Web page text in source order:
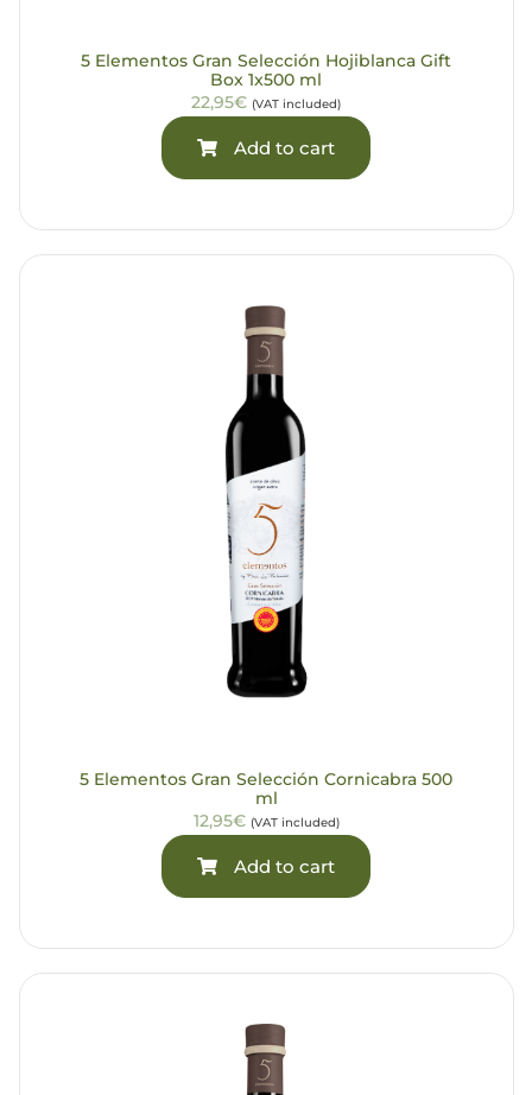
5 Elementos Gran Selección Hojiblanca Gift
Box 1x500 ml
22,95€ (VAT included)
Add to cart
5 Elementos Gran Selección Cornicabra 500
ml
12,95€ (VAT included)
Add to cart